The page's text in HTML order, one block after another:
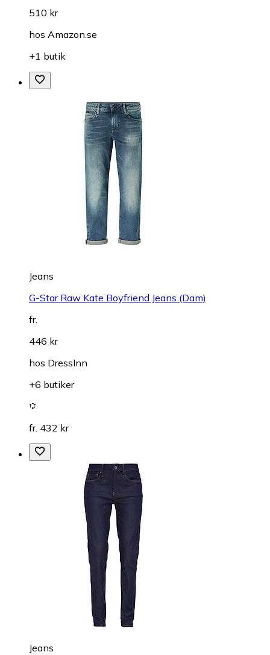
510 kr
hos Amazon.se
+1 butik
Jeans
G-Star Raw Kate Boyfriend Jeans (Dam)
fr.
446 kr
hos DressInn
+6 butiker
fr. 432 kr
Jeans